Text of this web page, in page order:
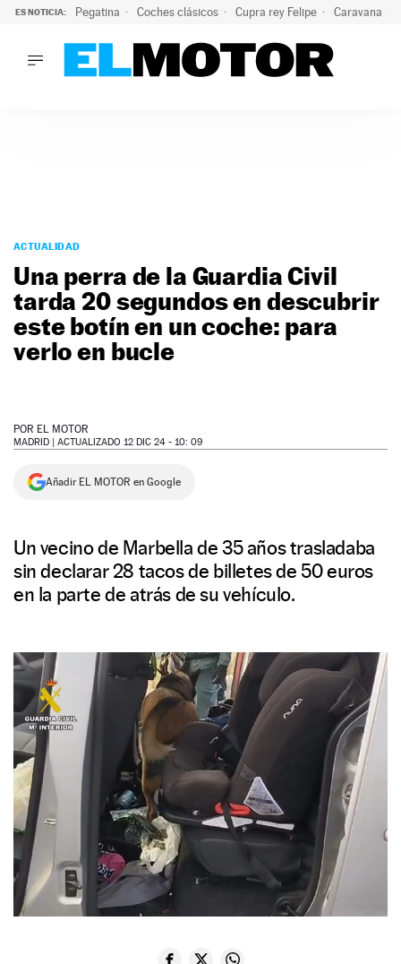
ES NOTICIA: Pegatina Coches clásicos Cupra rey Felipe Caravana
PODCAST
MOTOS
TECNOLOGÍA
SUPERCOCHES
NEWSLETTER
SÍGUENOS
ACTUALIDAD
Una perra de la Guardia Civil
tarda 20 segundos en descubrir
este botín en un coche: para
verlo en bucle
POR EL MOTOR
MADRID | ACTUALIZADO 12 DIC 24 - 10: 09
Añadir EL MOTOR en Google
Un vecino de Marbella de 35 años trasladaba
sin declarar 28 tacos de billetes de 50 euros
en la parte de atrás de su vehículo.